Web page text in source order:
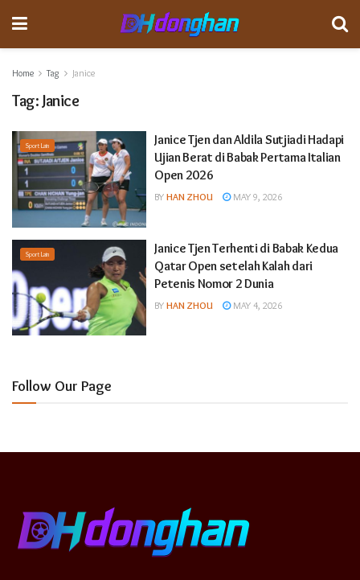
Home Tag Janice
Tag: Janice
Sport Lain
Janice Tjen dan Aldila Sutjiadi Hadapi
Ujian Berat di Babak Pertama Italian
Open 2026
BY HAN ZHOU MAY 9, 2026
Sport Lain
Janice Tjen Terhenti di Babak Kedua
Qatar Open setelah Kalah dari
Petenis Nomor 2 Dunia
BY HAN ZHOU MAY 4, 2026
Follow Our Page